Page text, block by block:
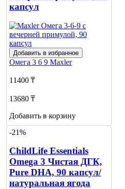
капсул
Добавить в избранное
Омега 3 6 9 Maxler
11400 ₸
13680 ₸
Добавить в корзину
-21%
ChildLife Essentials
Omega 3 Чистая ДГК,
Pure DHA, 90 капсул/
натуральная ягода